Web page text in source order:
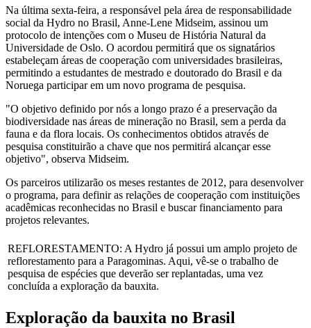
Na última sexta-feira, a responsável pela área de responsabilidade
social da Hydro no Brasil, Anne-Lene Midseim, assinou um
protocolo de intenções com o Museu de História Natural da
Universidade de Oslo. O acordou permitirá que os signatários
estabeleçam áreas de cooperação com universidades brasileiras,
permitindo a estudantes de mestrado e doutorado do Brasil e da
Noruega participar em um novo programa de pesquisa.
"O objetivo definido por nós a longo prazo é a preservação da
biodiversidade nas áreas de mineração no Brasil, sem a perda da
fauna e da flora locais. Os conhecimentos obtidos através de
pesquisa constituirão a chave que nos permitirá alcançar esse
objetivo", observa Midseim.
Os parceiros utilizarão os meses restantes de 2012, para desenvolver
o programa, para definir as relações de cooperação com instituições
acadêmicas reconhecidas no Brasil e buscar financiamento para
projetos relevantes.
REFLORESTAMENTO: A Hydro já possui um amplo projeto de
reflorestamento para a Paragominas. Aqui, vê-se o trabalho de
pesquisa de espécies que deverão ser replantadas, uma vez
concluída a exploração da bauxita.
Exploração da bauxita no Brasil